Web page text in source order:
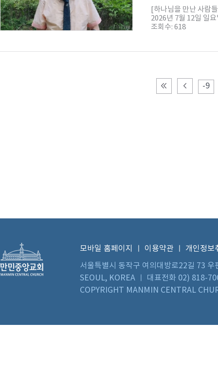
[하나님을 만난 사람
2026년 7월 12일 일요
조회수: 618
-9
모바일 홈페이지 이용약관
개인정보
서울특별시 동작구 여의대방로22길 73
SEOUL, KOREA ㅣ 대표전화 02) 818-
COPYRIGHT MANMIN CENTRAL